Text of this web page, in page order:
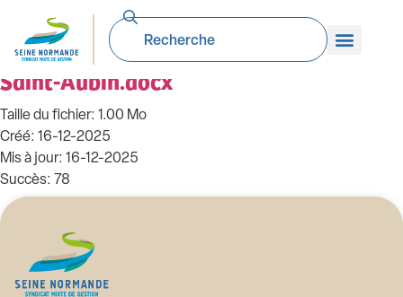
99_DE-2025.12.16. Avenant convention
de groupement de commande RCE canal
Saint-Aubin.docx
Taille du fichier: 1.00 Mo
Créé: 16-12-2025
Mis à jour: 16-12-2025
Succès: 78